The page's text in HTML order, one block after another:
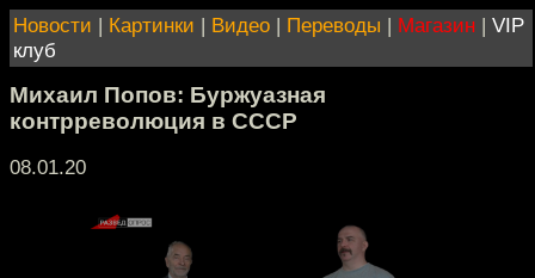
Новости | Картинки | Видео | Переводы | Магазин | VIP
клуб
Михаил Попов: Буржуазная
контрреволюция в СССР
08.01.20